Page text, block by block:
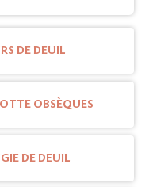
DE DEUIL
OBSÈQUES
DE DEUIL